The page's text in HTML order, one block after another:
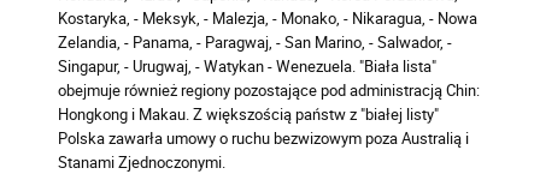
Kostaryka, - Meksyk, - Malezja, - Monako, - Nikaragua, - Nowa
Zelandia, - Panama, - Paragwaj, - San Marino, - Salwador, -
Singapur, - Urugwaj, - Watykan - Wenezuela. "Biała lista"
obejmuje również regiony pozostające pod administracją Chin:
Hongkong i Makau. Z większością państw z "białej listy"
Polska zawarła umowy o ruchu bezwizowym poza Australią i
Stanami Zjednoczonymi.